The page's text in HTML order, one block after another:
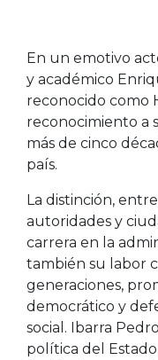
En un emotivo
y académico
reconocido como
reconocimiento a
más de cinco
país.
La distinción,
autoridades y
carrera en la
también su labor
generaciones,
democrático y
social. Ibarra
política del